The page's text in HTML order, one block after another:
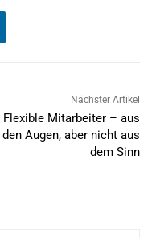
Nächster Artikel
Flexible Mitarbeiter – aus
den Augen, aber nicht aus
dem Sinn